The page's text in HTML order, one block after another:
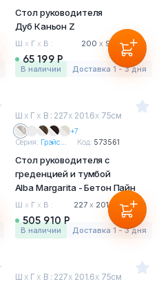
Стол руководителя
Дуб Каньон Z
Ш х Г х В : 200 х 90 х75 см
65 199 Р
в наличии Доставка 1 - 3 дня
Ш х Г х В : 227х 201.6х 75см
+7
Серия: Грэйс... Код: 573561
Стол руководителя с
греденцией и тумбой
Alba Margarita - Бетон Пайн
Ш х Г х В : 227 х 201.6 х75 см
505 910 Р
в наличии Доставка 1 - 3 дня
Ш х Г х В : 227х 201.6х 75см